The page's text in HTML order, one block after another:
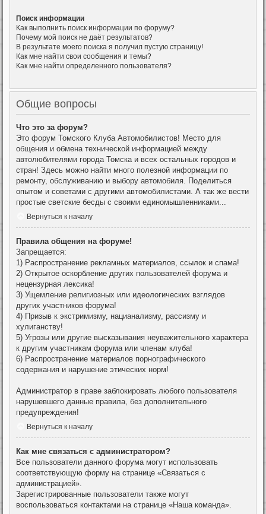
Поиск информации
Как выполнить поиск информации по форуму?
Почему мой поиск не даёт результатов?
В результате моего поиска я получил пустую страницу!
Как мне найти свои сообщения и темы?
Как мне найти определенного пользователя?
Общие вопросы
Что это за форум?
Это форум Томского Клуба Автомобилистов! Место для
общения и обмена технической информацией между
автолюбителями города Томска и всех остальных городов и
стран! Здесь можно найти много полезной информации по
ремонту, обслуживанию и выбору автомобиля. Поделиться
опытом и советами с другими автомобилистами. А так же вести
простые светские бесды с своими единомышленниками...
Вернуться к началу
Правила общения на форуме!
Запрещается:
1) Распространение рекламных материалов, ссылок и спама!
2) Открытое оскорбление других пользователей форума и
нецензурная лексика!
3) Ущемление религиозных или идеологических взглядов
других участников форума!
4) Призыв к экстримизму, нацианализму, рассизму и
хулиганству!
5) Угрозы или другие высказывания неуважительного характера
к другим участникам форума или членам клуба!
6) Распространение материалов порнографического
содержания и нарушение этических норм!
Администратор в праве заблокировать любого пользователя
нарушевшего данные правила, без дополнительного
предупреждения!
Вернуться к началу
Как мне связаться с администратором?
Все пользователи данного форума могут использовать
соответствующую форму на странице «Связаться с
администрацией».
Зарегистрированные пользователи также могут
воспользоваться контактами на странице «Наша команда».